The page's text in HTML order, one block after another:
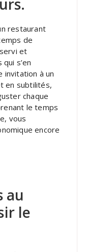
restaurant
de
et
s’en
invitation à un
en subtilités,
chaque
le temps
vous
encore
au
le